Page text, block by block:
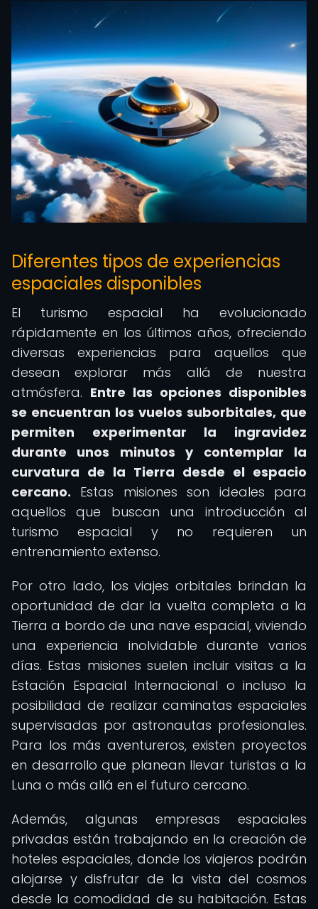
Diferentes tipos de experiencias
espaciales disponibles
El turismo espacial ha evolucionado
rápidamente en los últimos años, ofreciendo
diversas experiencias para aquellos que
desean explorar más allá de nuestra
atmósfera. Entre las opciones disponibles
se encuentran los vuelos suborbitales, que
permiten experimentar la ingravidez
durante unos minutos y contemplar la
curvatura de la Tierra desde el espacio
cercano. Estas misiones son ideales para
aquellos que buscan una introducción al
turismo espacial y no requieren un
entrenamiento extenso.
Por otro lado, los viajes orbitales brindan la
oportunidad de dar la vuelta completa a la
Tierra a bordo de una nave espacial, viviendo
una experiencia inolvidable durante varios
días. Estas misiones suelen incluir visitas a la
Estación Espacial Internacional o incluso la
posibilidad de realizar caminatas espaciales
supervisadas por astronautas profesionales.
Para los más aventureros, existen proyectos
en desarrollo que planean llevar turistas a la
Luna o más allá en el futuro cercano.
Además, algunas empresas espaciales
privadas están trabajando en la creación de
hoteles espaciales, donde los viajeros podrán
alojarse y disfrutar de la vista del cosmos
desde la comodidad de su habitación. Estas